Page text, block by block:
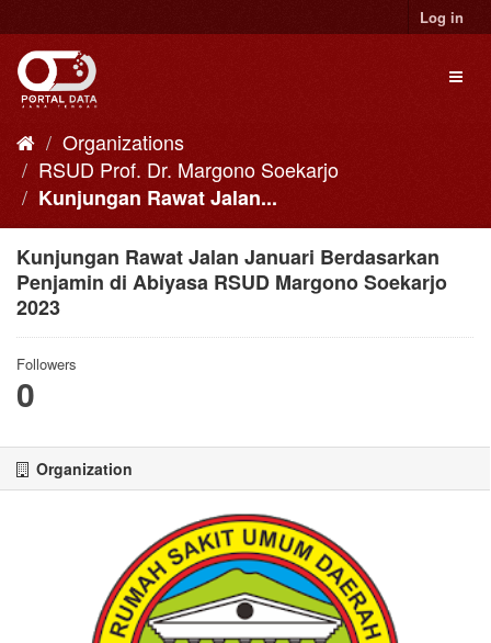
to
content
Log in
Organizations
RSUD Prof. Dr. Margono Soekarjo
Kunjungan Rawat Jalan...
Kunjungan Rawat Jalan Januari Berdasarkan
Penjamin di Abiyasa RSUD Margono Soekarjo
2023
Followers
0
Organization